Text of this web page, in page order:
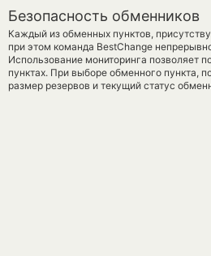
Безопасность обменников
Каждый из обменных пунктов,
при этом команда BestChange
Использование мониторинга позволяет
пунктах. При выборе обменного пункта,
размер резервов и текущий статус